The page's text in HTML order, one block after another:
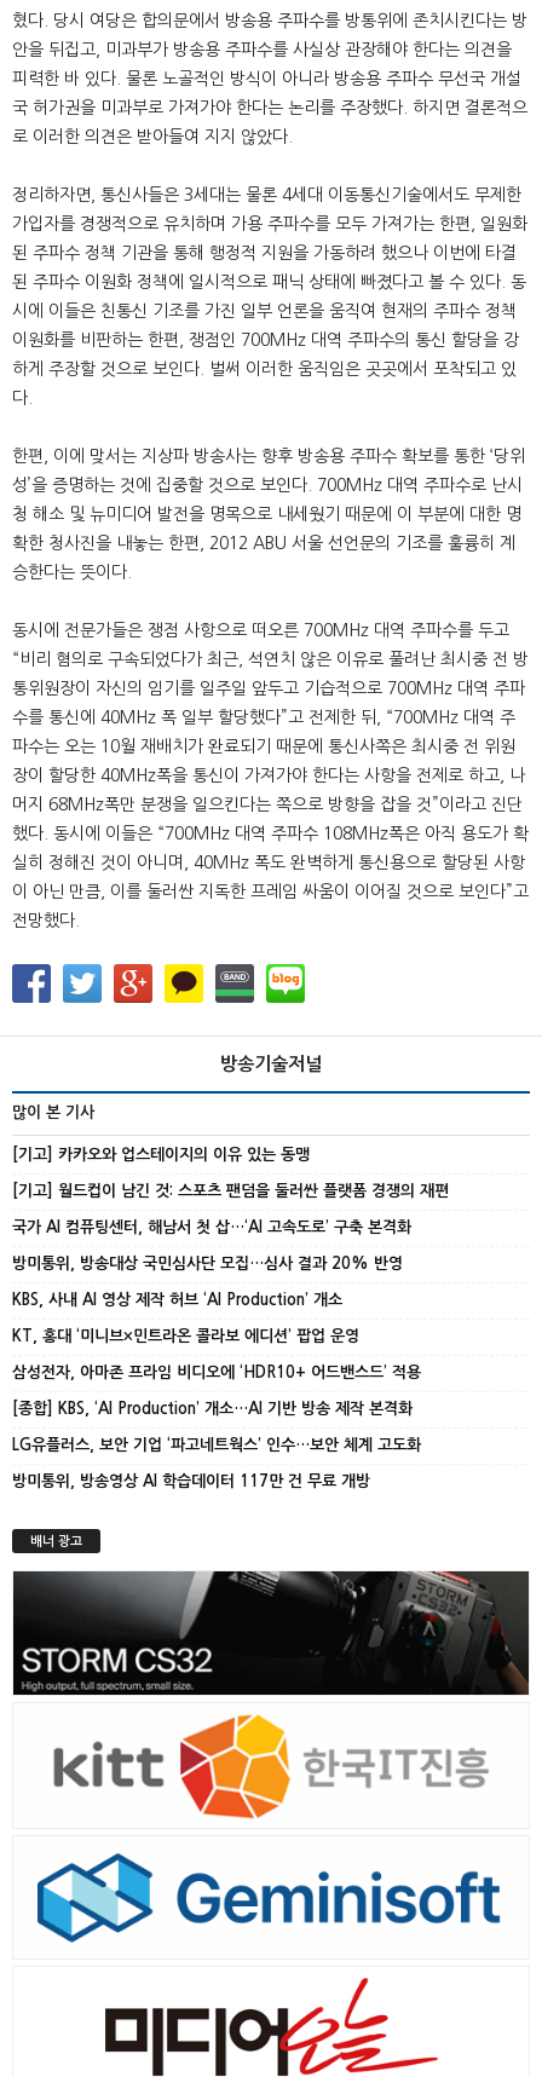
혔다. 당시 여당은 합의문에서 방송용 주파수를 방통위에 존치시킨다는 방
안을 뒤집고, 미과부가 방송용 주파수를 사실상 관장해야 한다는 의견을
피력한 바 있다. 물론 노골적인 방식이 아니라 방송용 주파수 무선국 개설
국 허가권을 미과부로 가져가야 한다는 논리를 주장했다. 하지면 결론적으
로 이러한 의견은 받아들여 지지 않았다.
정리하자면, 통신사들은 3세대는 물론 4세대 이동통신기술에서도 무제한
가입자를 경쟁적으로 유치하며 가용 주파수를 모두 가져가는 한편, 일원화
된 주파수 정책 기관을 통해 행정적 지원을 가동하려 했으나 이번에 타결
된 주파수 이원화 정책에 일시적으로 패닉 상태에 빠졌다고 볼 수 있다. 동
시에 이들은 친통신 기조를 가진 일부 언론을 움직여 현재의 주파수 정책
이원화를 비판하는 한편, 쟁점인 700MHz 대역 주파수의 통신 할당을 강
하게 주장할 것으로 보인다. 벌써 이러한 움직임은 곳곳에서 포착되고 있
다.
한편, 이에 맞서는 지상파 방송사는 향후 방송용 주파수 확보를 통한 ‘당위
성’을 증명하는 것에 집중할 것으로 보인다. 700MHz 대역 주파수로 난시
청 해소 및 뉴미디어 발전을 명목으로 내세웠기 때문에 이 부분에 대한 명
확한 청사진을 내놓는 한편, 2012 ABU 서울 선언문의 기조를 훌륭히 계
승한다는 뜻이다.
동시에 전문가들은 쟁점 사항으로 떠오른 700MHz 대역 주파수를 두고
“비리 혐의로 구속되었다가 최근, 석연치 않은 이유로 풀려난 최시중 전 방
통위원장이 자신의 임기를 일주일 앞두고 기습적으로 700MHz 대역 주파
수를 통신에 40MHz 폭 일부 할당했다”고 전제한 뒤, “700MHz 대역 주
파수는 오는 10월 재배치가 완료되기 때문에 통신사쪽은 최시중 전 위원
장이 할당한 40MHz폭을 통신이 가져가야 한다는 사항을 전제로 하고, 나
머지 68MHz폭만 분쟁을 일으킨다는 쪽으로 방향을 잡을 것”이라고 진단
했다. 동시에 이들은 “700MHz 대역 주파수 108MHz폭은 아직 용도가 확
실히 정해진 것이 아니며, 40MHz 폭도 완벽하게 통신용으로 할당된 사항
이 아닌 만큼, 이를 둘러싼 지독한 프레임 싸움이 이어질 것으로 보인다”고
전망했다.
방송기술저널
많이 본 기사
[기고] 카카오와 업스테이지의 이유 있는 동맹
[기고] 월드컵이 남긴 것: 스포츠 팬덤을 둘러싼 플랫폼 경쟁의 재편
국가 AI 컴퓨팅센터, 해남서 첫 삽…‘AI 고속도로’ 구축 본격화
방미통위, 방송대상 국민심사단 모집…심사 결과 20% 반영
KBS, 사내 AI 영상 제작 허브 ‘AI Production’ 개소
KT, 홍대 ‘미니브×민트라온 콜라보 에디션’ 팝업 운영
삼성전자, 아마존 프라임 비디오에 ‘HDR10+ 어드밴스드’ 적용
[종합] KBS, ‘AI Production’ 개소…AI 기반 방송 제작 본격화
LG유플러스, 보안 기업 ‘파고네트웍스’ 인수…보안 체계 고도화
방미통위, 방송영상 AI 학습데이터 117만 건 무료 개방
배너 광고